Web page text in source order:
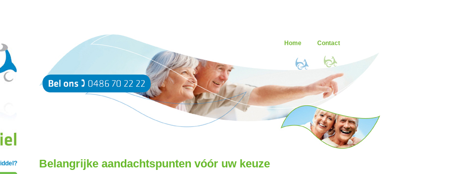
Home Contact
Belangrijke aandachtspunten vóór uw keuze